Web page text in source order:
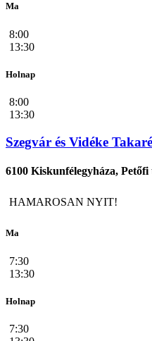
Ma
8:00
13:30
Holnap
8:00
13:30
Szegvár és Vidéke
6100 Kiskunfélegyháza, Petőfi
HAMAROSAN NYIT!
Ma
7:30
13:30
Holnap
7:30